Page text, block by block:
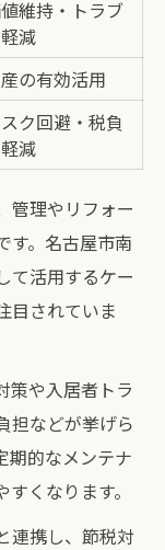
維持・トラブ
減
の有効活用
ク回避・税負
減
管理やリフォー
す。名古屋市南
て活用するケー
目されていま
策や入居者トラ
担などが挙げら
期的なメンテナ
くなります。
連携し、節税対